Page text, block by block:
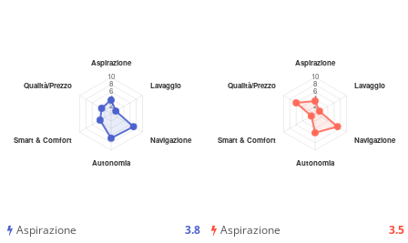
Aspirazione
3.8
Aspirazione
3.5